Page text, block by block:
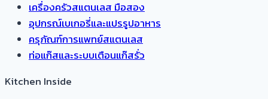
เครื่องครัวสแตนเลส มือสอง
อุปกรณ์เบเกอรี่และแปรรูปอาหาร
ครุภัณฑ์การแพทย์สแตนเลส
ท่อแก๊สและระบบเตือนแก๊สรั่ว
Kitchen Inside